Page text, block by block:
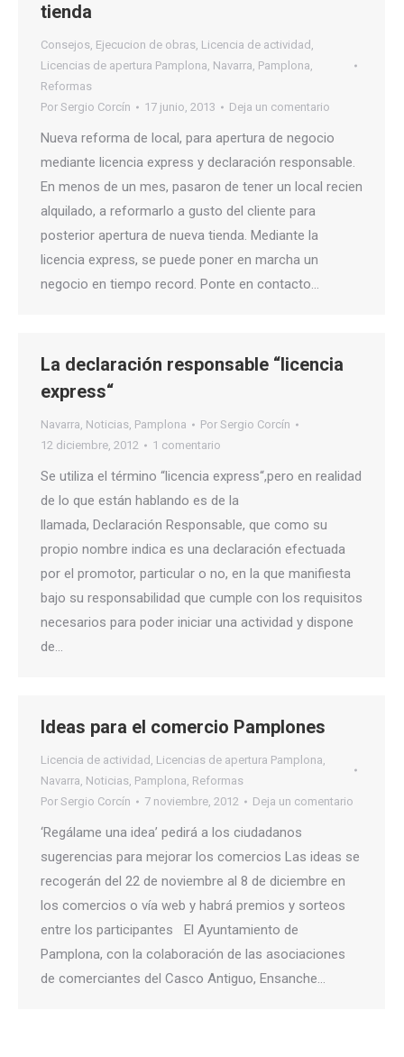
tienda
Consejos, Ejecucion de obras, Licencia de actividad ,
Licencias de apertura Pamplona, Navarra, Pamplona,
Reformas
Por Sergio Corcín 17 junio, 2013 Deja un comentario
Nueva reforma de local, para apertura de negocio
mediante licencia express y declaración responsable.
En menos de un mes, pasaron de tener un local recien
alquilado, a reformarlo a gusto del cliente para
posterior apertura de nueva tienda. Mediante la
licencia express, se puede poner en marcha un
negocio en tiempo record. Ponte en contacto…
La declaración responsable “licencia
express“
Navarra, Noticias, Pamplona Por Sergio Corcín
12 diciembre, 2012
1 comentario
Se utiliza el término “licencia express“,pero en realidad
de lo que están hablando es de la
llamada, Declaración Responsable, que como su
propio nombre indica es una declaración efectuada
por el promotor, particular o no, en la que manifiesta
bajo su responsabilidad que cumple con los requisitos
necesarios para poder iniciar una actividad y dispone
de…
Ideas para el comercio Pamplones
Licencia de actividad , Licencias de apertura Pamplona,
Navarra, Noticias, Pamplona, Reformas
Por Sergio Corcín 7 noviembre, 2012 Deja un comentario
‘Regálame una idea’ pedirá a los ciudadanos
sugerencias para mejorar los comercios Las ideas se
recogerán del 22 de noviembre al 8 de diciembre en
los comercios o vía web y habrá premios y sorteos
entre los participantes El Ayuntamiento de
Pamplona, con la colaboración de las asociaciones
de comerciantes del Casco Antiguo, Ensanche…